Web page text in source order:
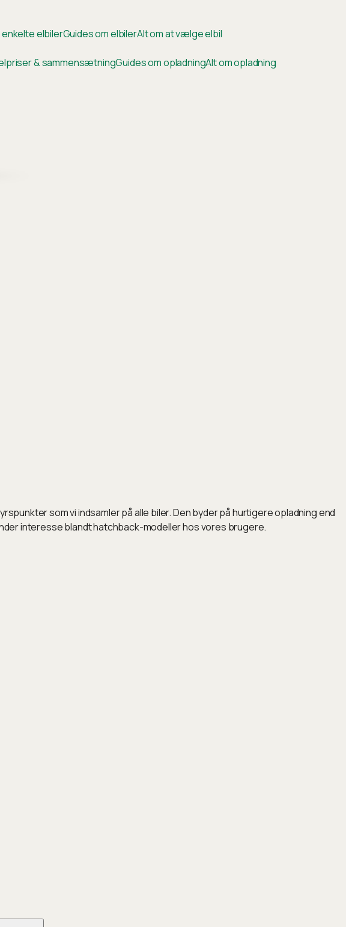
elbilerGuides om elbilerAlt om at vælge elbil
& sammensætningGuides om opladningAlt om opladning
som vi indsamler på alle biler. Den byder på hurtigere opladning end
interesse blandt hatchback-modeller hos vores brugere.